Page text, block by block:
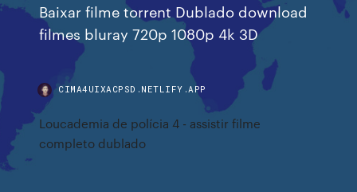
Baixar filme torrent Dublado download
filmes bluray 720p 1080p 4k 3D
CIMA4UIXACPSD.NETLIFY.APP
Loucademia de polícia 4 - assistir filme
completo dublado